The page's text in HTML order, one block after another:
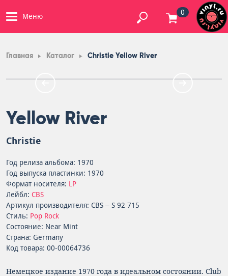
Меню 0
Главная Каталог Christie Yellow River
Yellow River
Christie
Год релиза альбома: 1970
Год выпуска пластинки: 1970
Формат носителя: LP
Лейбл: CBS
Артикул производителя: CBS – S 92 715
Стиль: Pop Rock
Состояние: Near Mint
Страна: Germany
Код товара: 00-00064736
Немецкое издание 1970 года в идеальном состоянии. Club